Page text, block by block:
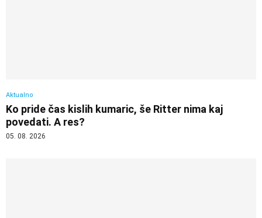
Aktualno
Ko pride čas kislih kumaric, še Ritter nima kaj
povedati. A res?
05. 08. 2026